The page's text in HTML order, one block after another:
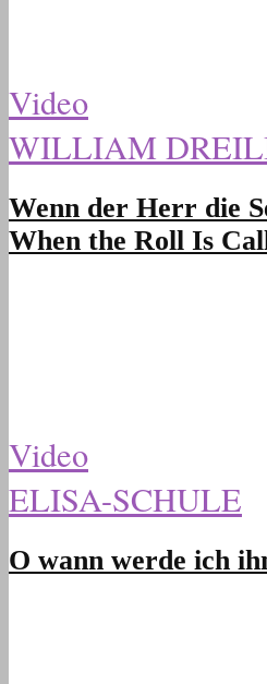
Video
WILLIAM
Wenn der Herr die
When the Roll Is
Video
ELISA-SCHULE
O wann werde ich